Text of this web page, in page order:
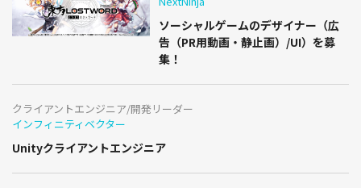
ソーシャルゲームのデザイナー（広
告（PR用動画・静止画）/UI）を募
集！
クライアントエンジニア/開発リーダー
インフィニティベクター
Unityクライアントエンジニア